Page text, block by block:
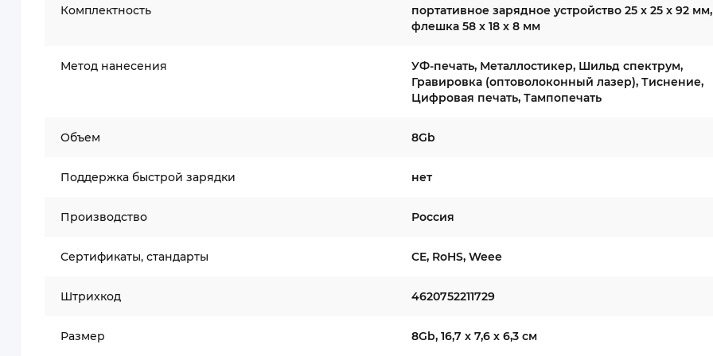
Комплектность
портативное зарядное устройство 25 x 25 x 92
флешка 58 х 18 х 8 мм
Метод нанесения
УФ-печать, Металлостикер, Шильд спектрум,
Гравировка (оптоволоконный лазер), Тиснение,
Цифровая печать, Тампопечать
Объем 8Gb
Поддержка быстрой зарядки нет
Производство Россия
Сертификаты, стандарты CE, RoHS, Weee
Штрихкод 4620752211729
Размер 8Gb, 16,7 х 7,6 х 6,3 см